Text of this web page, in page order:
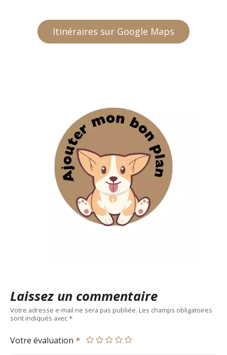
Itinéraires sur Google Maps
Laissez un commentaire
Votre adresse e-mail ne sera pas publiée. Les champs obligatoires
sont indiqués avec
Votre évaluation